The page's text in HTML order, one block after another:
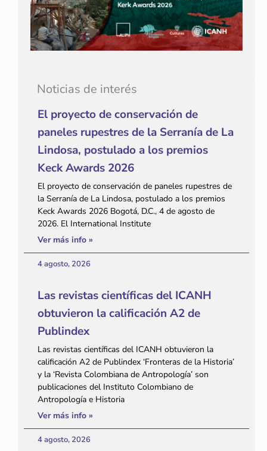
Noticias de interés
El proyecto de conservación de
paneles rupestres de la Serranía de La
Lindosa, postulado a los premios
Keck Awards 2026
El proyecto de conservación de paneles rupestres de
la Serranía de La Lindosa, postulado a los premios
Keck Awards 2026 Bogotá, D.C., 4 de agosto de
2026. El International Institute
Ver más info »
4 agosto, 2026
Las revistas científicas del ICANH
obtuvieron la calificación A2 de
Publindex
Las revistas científicas del ICANH obtuvieron la
calificación A2 de Publindex ‘Fronteras de la Historia’
y la ‘Revista Colombiana de Antropología’ son
publicaciones del Instituto Colombiano de
Antropología e Historia
Ver más info »
4 agosto, 2026